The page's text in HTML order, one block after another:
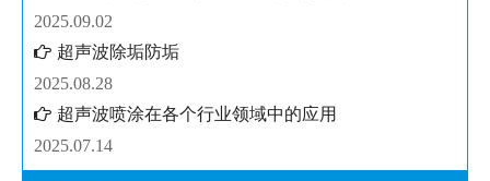
2025.09.02
超声波除垢防垢
2025.08.28
超声波喷涂在各个行业领域中的应用
2025.07.14